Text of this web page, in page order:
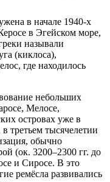
ок.
в начале 1940-х
в Эгейском море,
называли
(киклоса),
где находилось
небольших
Мелосе,
островах уже в
третьем тысячелетии
обычно
(ок. 3200–2300 гг. до
и Сиросе. В это
ремёсла развивались